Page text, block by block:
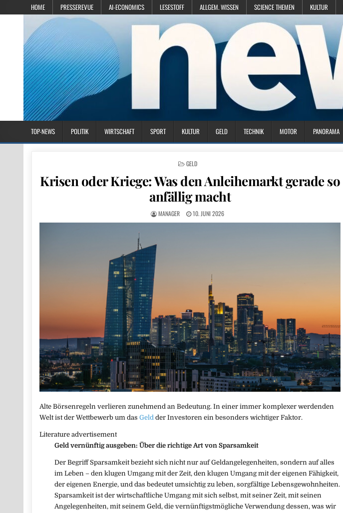
HOME PRESSEREVUE AI-ECONOMICS LESESTOFF ALLGEM. WISSEN SCIENCE THEMEN KULTUR
TOP-NEWS POLITIK WIRTSCHAFT SPORT KULTUR GELD TECHNIK MOTOR PANORAMA
POSTED IN
GELD
Krisen oder Kriege: Was den Anleihemarkt gerade so
anfällig macht
MANAGER 10. JUNI 2026
Alte Börsenregeln verlieren zunehmend an Bedeutung. In einer immer komplexer werdenden
Welt ist der Wettbewerb um dasGeld der Investoren ein besonders wichtiger Faktor.
Literature advertisement
Geld vernünftig ausgeben: Über die richtige Art von Sparsamkeit
Der Begriff Sparsamkeit bezieht sich nicht nur auf Geldangelegenheiten, sondern auf alles
im Leben – den klugen Umgang mit der Zeit, den klugen Umgang mit der eigenen Fähigkeit,
der eigenen Energie, und das bedeutet umsichtig zu leben, sorgfältige Lebensgewohnheiten.
Sparsamkeit ist der wirtschaftliche Umgang mit sich selbst, mit seiner Zeit, mit seinen
Angelegenheiten, mit seinem Geld, die vernünftigstmögliche Verwendung dessen, was wir